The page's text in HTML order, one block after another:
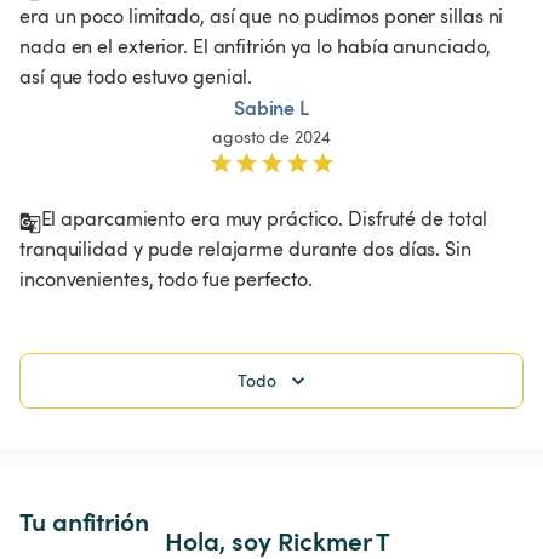
era un poco limitado, así que no pudimos poner sillas ni
nada en el exterior. El anfitrión ya lo había anunciado,
así que todo estuvo genial.
Sabine L
agosto de 2024
El aparcamiento era muy práctico. Disfruté de total
tranquilidad y pude relajarme durante dos días. Sin
Todo
Tu anfitrión
Hola, soy Rickmer T